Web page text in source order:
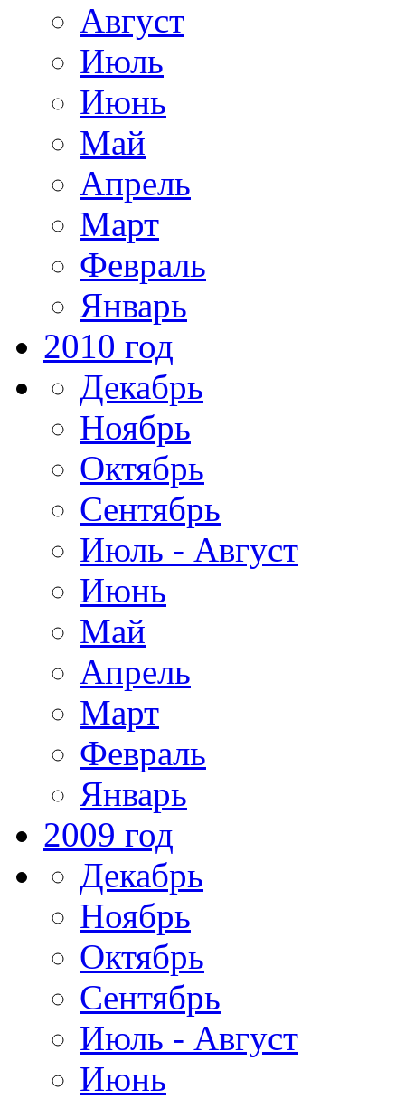
Август
Июль
Июнь
Май
Апрель
Март
Февраль
Январь
2010 год
Декабрь
Ноябрь
Октябрь
Сентябрь
Июль - Август
Июнь
Май
Апрель
Март
Февраль
Январь
2009 год
Декабрь
Ноябрь
Октябрь
Сентябрь
Июль - Август
Июнь